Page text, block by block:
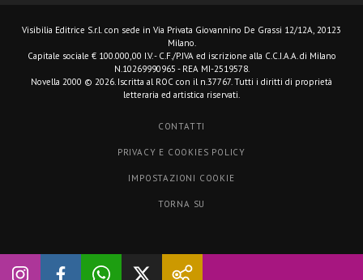
Visibilia Editrice S.r.l. con sede in Via Privata Giovannino De Grassi 12/12A, 20123
Milano.
Capitale sociale € 100.000,00 I.V. - C.F./P.IVA ed iscrizione alla C.C.I.A.A. di Milano
N.10269990965 - REA MI-2519578.
Novella 2000 © 2026. Iscritta al ROC con il n.37767. Tutti i diritti di proprietà
letteraria ed artistica riservati.
CONTATTI
PRIVACY E COOKIES POLICY
IMPOSTAZIONI COOKIE
TORNA SU